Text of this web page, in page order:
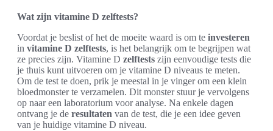
Wat zijn vitamine D zelftests?
Voordat je beslist of het de moeite waard is om te investeren
in vitamine D zelftests, is het belangrijk om te begrijpen wat
ze precies zijn. Vitamine D zelftests zijn eenvoudige tests die
je thuis kunt uitvoeren om je vitamine D niveaus te meten.
Om de test te doen, prik je meestal in je vinger om een klein
bloedmonster te verzamelen. Dit monster stuur je vervolgens
op naar een laboratorium voor analyse. Na enkele dagen
ontvang je de resultaten van de test, die je een idee geven
van je huidige vitamine D niveau.